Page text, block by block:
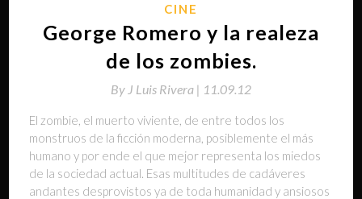
CINE
George Romero y la realeza
de los zombies.
By J Luis Rivera | 11.09.12
El zombie, el muerto viviente, de entre todos los
monstruos de la ficción moderna, posiblemente el más
humano y por ende el que mejor representa los miedos
de la sociedad actual. Esas multitudes de cadáveres
andantes desprovistos ya de toda humanidad y ansiosos